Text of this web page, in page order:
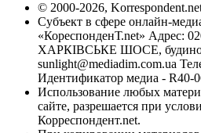
© 2000-2026,
Субъект в сфере онлайн-
«КореспонденТ.net» Адрес:
ХАРКІВСЬКЕ ШОСЕ, будинок
sunlight@mediadim.com.ua
Идентификатор медиа - R40-
Использование любых
сайте, разрешается при
Корреспондент.net.